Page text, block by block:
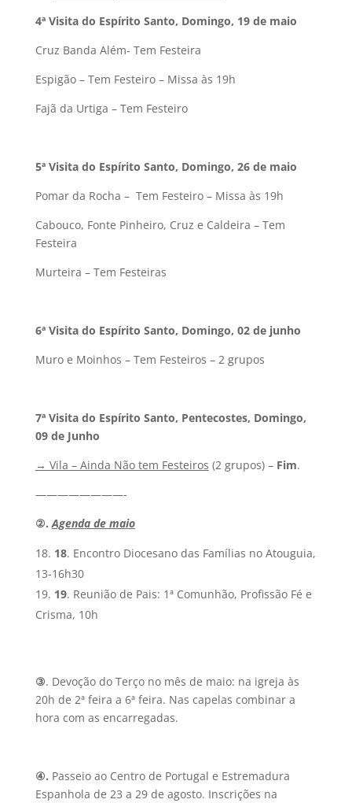
4ª Visita do Espírito Santo, Domingo, 19 de maio
Cruz Banda Além- Tem Festeira
Espigão – Tem Festeiro – Missa às 19h
Fajã da Urtiga – Tem Festeiro
5ª Visita do Espírito Santo, Domingo, 26 de maio
Pomar da Rocha – Tem Festeiro – Missa às 19h
Cabouco, Fonte Pinheiro, Cruz e Caldeira – Tem
Festeira
Murteira – Tem Festeiras
6ª Visitado Espírito Santo, Domingo, 02 de junho
Muro e Moinhos – Tem Festeiros – 2 grupos
7ª Visita do Espírito Santo, Pentecostes, Domingo,
09 de Junho
→ Vila – Ainda Não tem Festeiros (2 grupos) – Fim.
————————-
②. Agenda de maio
18. Encontro Diocesano das Famílias no Atouguia,
13-16h30
19. Reunião de Pais: 1ª Comunhão, Profissão Fé e
Crisma, 10h
③. Devoção do Terço no mês de maio: na igreja às
20h de 2ª feira a 6ª feira. Nas capelas combinar a
hora com as encarregadas.
④. Passeio ao Centro de Portugal e Estremadura
Espanhola de 23 a 29 de agosto. Inscrições na